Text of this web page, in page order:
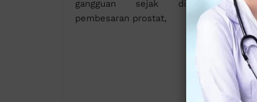
gangguan sejak dini, termasuk
pembesaran prostat,